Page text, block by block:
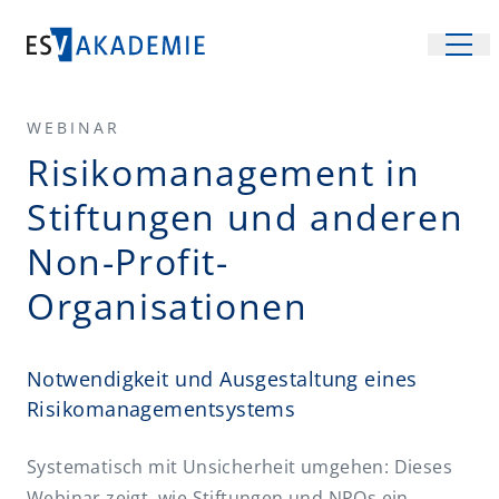
Veranstaltungen
Fachgebiete
Recht
Steuern
Management und Wirtschaft
Arbeitsrecht
Energiewirtschaftsrecht
Inhouse-Schulungen
Location
Unsere Räume
Anreise
Über uns
Team und Services
Partner
FAQ
Newsletter
WEBINAR
Risikomanagement in
Stiftungen und anderen
Non-Profit-
Organisationen
Notwendigkeit und Ausgestaltung eines
Risikomanagementsystems
Systematisch mit Unsicherheit umgehen: Dieses